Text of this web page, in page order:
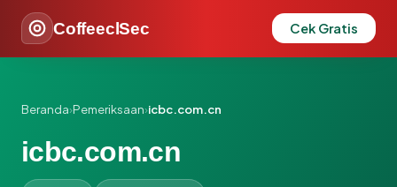
CoffeeclSec Cek Gratis
Beranda›Pemeriksaan›icbc.com.cn
icbc.com.cn